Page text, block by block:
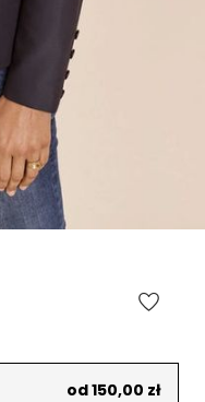
od 150,00 zł